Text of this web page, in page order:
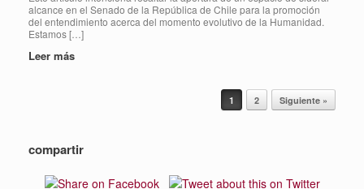
alcance en el Senado de la República de Chile para la promoción
del entendimiento acerca del momento evolutivo de la Humanidad.
Estamos […]
Leer más
1 2 Siguiente »
compartir